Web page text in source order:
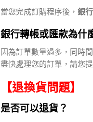
當您完成訂購程序後， 銀
銀行轉帳或匯款為什
因為訂單數量過多，同時
盡快處理您的訂單，請您
【退換貨問題】
是否可以退貨？